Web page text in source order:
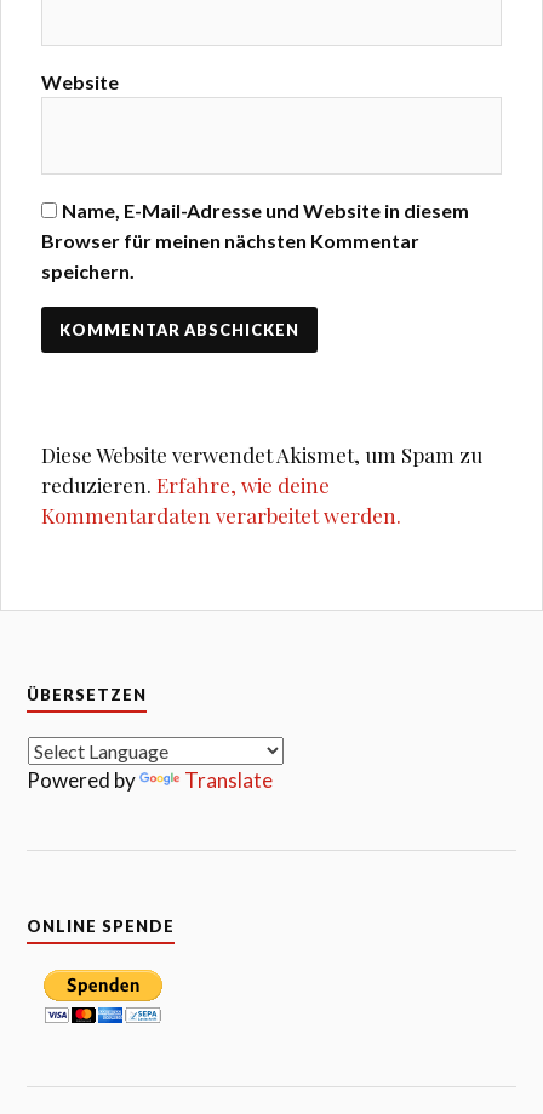
Website
Name, E-Mail-Adresse und Website in diesem
Browser für meinen nächsten Kommentar
speichern.
Diese Website verwendet Akismet, um Spam zu
reduzieren.Erfahre, wie deine
Kommentardaten verarbeitet werden.
ÜBERSETZEN
Powered by Translate
ONLINE SPENDE